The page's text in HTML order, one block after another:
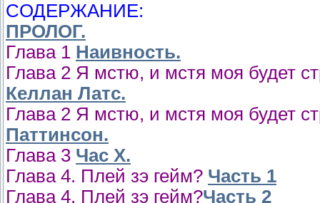
CОДЕРЖАНИЕ:
ПРОЛОГ.
Глава 1 Наивность.
Глава 2 Я мстю, и мстя моя будет
Келлан Латс.
Глава 2 Я мстю, и мстя моя будет
Паттинсон.
Глава 3 Час Х.
Глава 4. Плей зэ гейм? Часть 1
Глава 4. Плей зэ гейм?Часть 2